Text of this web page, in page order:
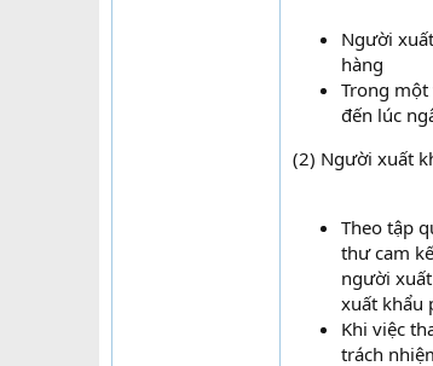
Người
hàng
Trong
đến lúc
(2) Người xuất
Theo tập
thư cam
người
xuất khẩu
Khi việc
trách